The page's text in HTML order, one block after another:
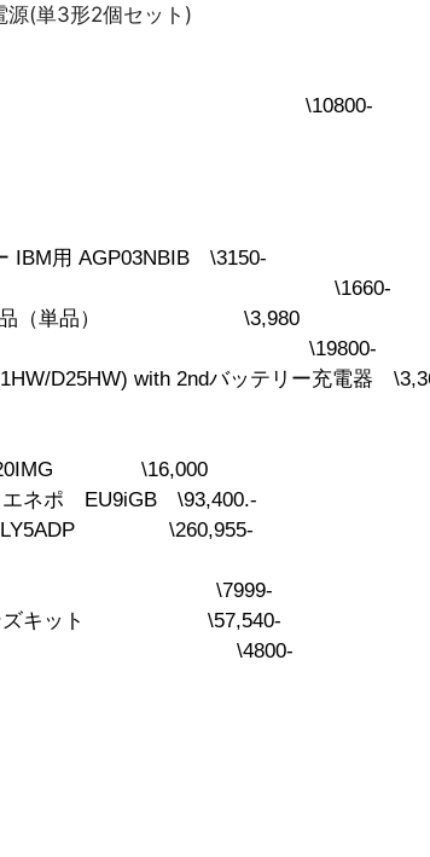
3形2個セット)
X2 \10800-
IBM用 AGP03NBIB \3150-
チ電源 \1660-
中古品（単品） \3,980
\19800-
D25HW) with 2ndバッテリー充電器
0420IMG
\16,000
エネポ EU9iGB \93,400.-
\260,955-
TX120 \7999-
レンズキット \57,540-
クター \4800-